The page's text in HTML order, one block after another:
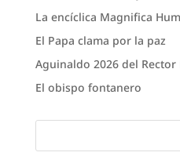
La encíclica Magnifica
El Papa clama por la paz
Aguinaldo 2026 del Rector
El obispo fontanero